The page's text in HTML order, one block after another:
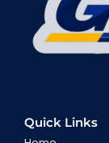
Quick Links